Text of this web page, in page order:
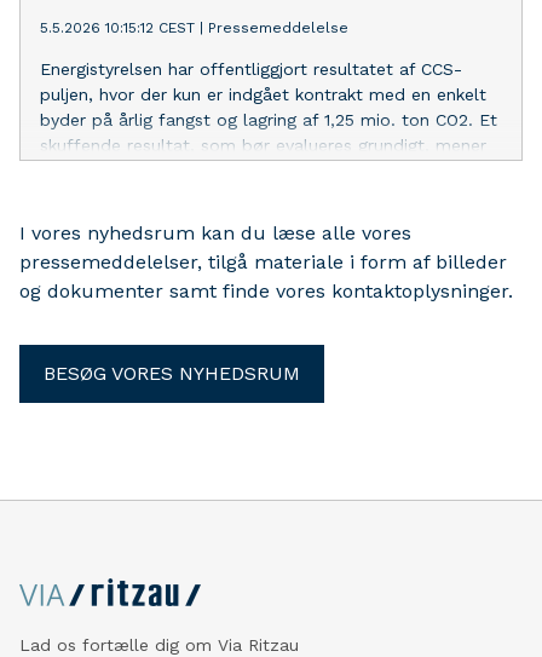
5.5.2026 10:15:12 CEST Pressemeddelelse
Energistyrelsen har offentliggjort resultatet af CCS-
puljen, hvor der kun er indgået kontrakt med en enkelt
byder på årlig fangst og lagring af 1,25 mio. ton CO2. Et
skuffende resultat, som bør evalueres grundigt, mener
I vores nyhedsrum kan du læse alle vores
pressemeddelelser, tilgå materiale i form af billeder
og dokumenter samt finde vores kontaktoplysninger.
BESØG VORES NYHEDSRUM
Lad os fortælle dig om Via Ritzau